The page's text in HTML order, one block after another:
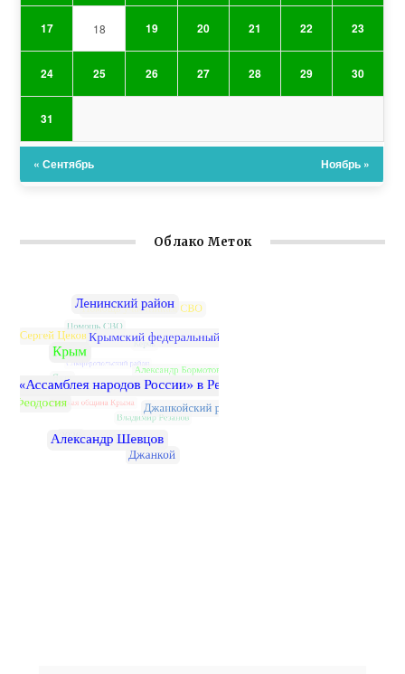
17 18 19 20 21 22 23
24 25 26 27 28 29 30
31
« Сентябрь Ноябрь »
Облако Меток